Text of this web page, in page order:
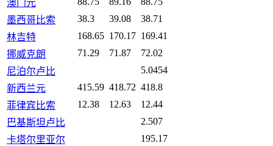
澳门元
墨西哥比索
38.3 39.08
38.71
林吉特
168.65 170.17 169.41
挪威克朗
71.29 71.87
72.02
尼泊尔卢比
5.0454
新西兰元
415.59 418.72 418.8
菲律宾比索
12.38 12.63
12.44
巴基斯坦卢比
2.507
卡塔尔里亚尔
195.17